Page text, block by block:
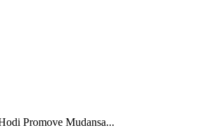
Promove Mudansa...